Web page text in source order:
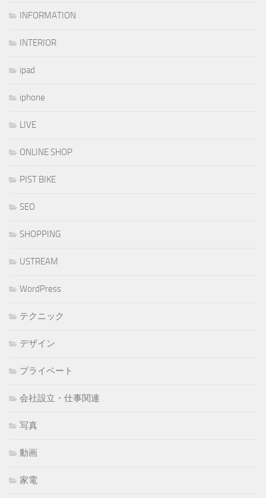
INFORMATION
INTERIOR
ipad
iphone
LIVE
ONLINE SHOP
PIST BIKE
SEO
SHOPPING
USTREAM
WordPress
テクニック
デザイン
プライベート
会社設立・仕事関連
写真
動画
家電